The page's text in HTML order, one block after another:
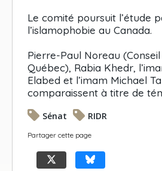
Le comité poursuit l’étude
l’islamophobie au Canada.
Pierre-Paul Noreau
Québec), Rabia Khedr,
Elabed et l’imam Michael
comparaissent à titre de
Sénat RIDR
Partager cette page